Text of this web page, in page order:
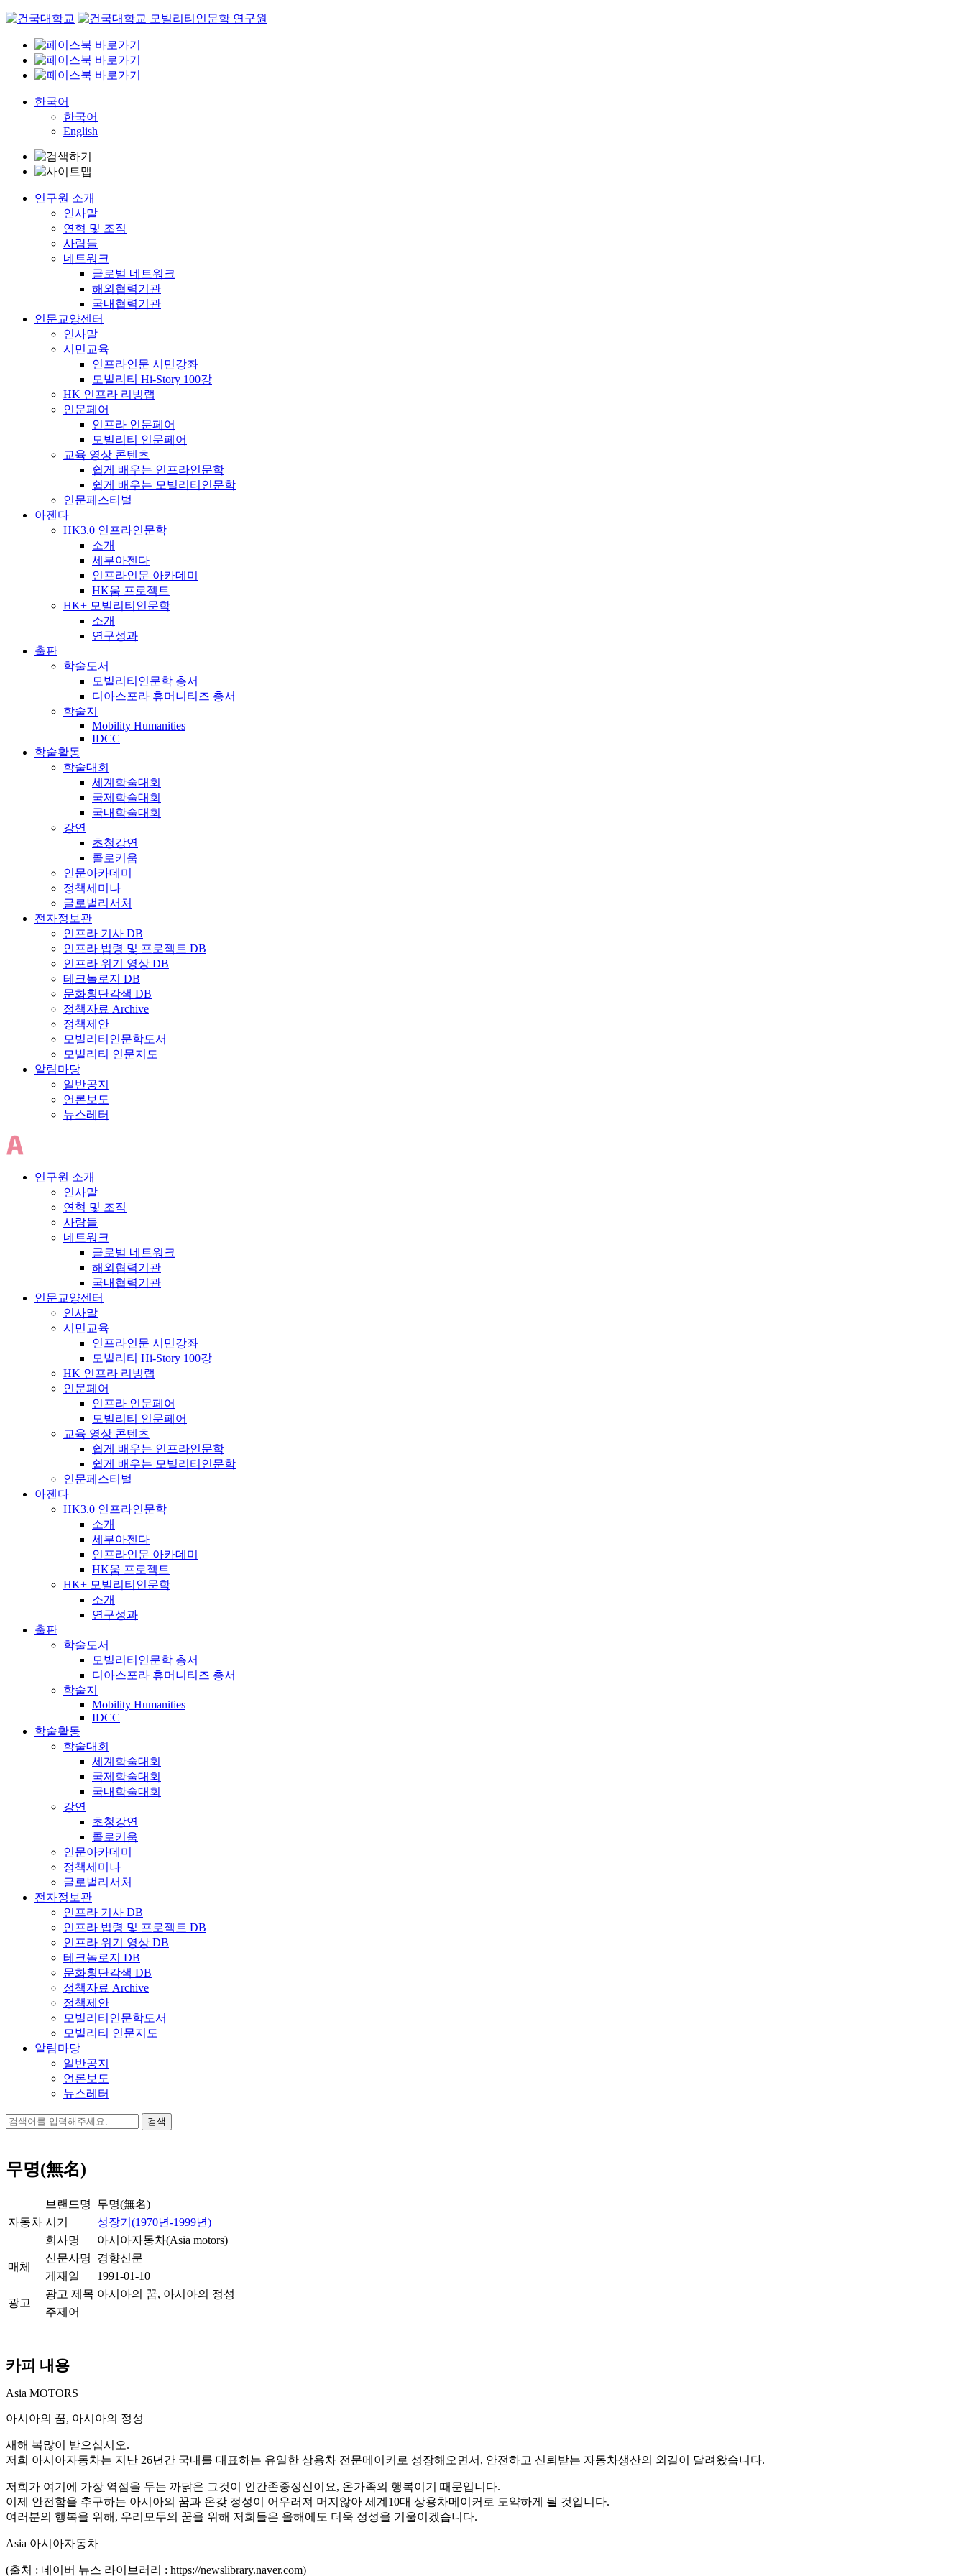
Skip
content
한국어
한국어
English
연구원 소개
인사말
연혁 및 조직
사람들
네트워크
글로벌 네트워크
해외협력기관
국내협력기관
인문교양센터
인사말
시민교육
인프라인문 시민강좌
모빌리티 Hi-Story 100강
HK 인프라 리빙랩
인문페어
인프라 인문페어
모빌리티 인문페어
교육 영상 콘텐츠
쉽게 배우는 인프라인문학
쉽게 배우는 모빌리티인문학
인문페스티벌
아젠다
HK3.0 인프라인문학
소개
세부아젠다
인프라인문 아카데미
HK움 프로젝트
HK+ 모빌리티인문학
소개
연구성과
출판
학술도서
모빌리티인문학 총서
디아스포라 휴머니티즈 총서
학술지
Mobility Humanities
IDCC
학술활동
학술대회
세계학술대회
국제학술대회
국내학술대회
강연
초청강연
콜로키움
인문아카데미
정책세미나
글로벌리서처
전자정보관
인프라 기사 DB
인프라 법령 및 프로젝트 DB
인프라 위기 영상 DB
테크놀로지 DB
문화횡단각색 DB
정책자료 Archive
정책제안
모빌리티인문학도서
모빌리티 인문지도
알림마당
일반공지
언론보도
뉴스레터
연구원 소개
인사말
연혁 및 조직
사람들
네트워크
글로벌 네트워크
해외협력기관
국내협력기관
인문교양센터
인사말
시민교육
인프라인문 시민강좌
모빌리티 Hi-Story 100강
HK 인프라 리빙랩
인문페어
인프라 인문페어
모빌리티 인문페어
교육 영상 콘텐츠
쉽게 배우는 인프라인문학
쉽게 배우는 모빌리티인문학
인문페스티벌
아젠다
HK3.0 인프라인문학
소개
세부아젠다
인프라인문 아카데미
HK움 프로젝트
HK+ 모빌리티인문학
소개
연구성과
출판
학술도서
모빌리티인문학 총서
디아스포라 휴머니티즈 총서
학술지
Mobility Humanities
IDCC
학술활동
학술대회
세계학술대회
국제학술대회
국내학술대회
강연
초청강연
콜로키움
인문아카데미
정책세미나
글로벌리서처
전자정보관
인프라 기사 DB
인프라 법령 및 프로젝트 DB
인프라 위기 영상 DB
테크놀로지 DB
문화횡단각색 DB
정책자료 Archive
정책제안
모빌리티인문학도서
모빌리티 인문지도
알림마당
일반공지
언론보도
뉴스레터
검
무명(無名)
자동차
브랜드명
무명(無名)
시기
성장기(1970년-1999년)
회사명
아시아자동차(Asia motors)
매체
신문사명
경향신문
게재일
1991-01-10
광고
광고 제목 아시아의 꿈, 아시아의 정성
주제어
카피 내용
Asia MOTORS
아시아의 꿈, 아시아의 정성
새해 복많이 받으십시오.
저희 아시아자동차는 지난 26년간 국내를 대표하는 유일한 상용차 전문메이커로 성장해오면서, 안전하고 신뢰받는 자동차생산의 외길이 달려왔습니다.
저희가 여기에 가장 역점을 두는 까닭은 그것이 인간존중정신이요, 온가족의 행복이기 때문입니다.
이제 안전함을 추구하는 아시아의 꿈과 온갖 정성이 어우러져 머지않아 세계10대 상용차메이커로 도약하게 될 것입니다.
여러분의 행복을 위해, 우리모두의 꿈을 위해 저희들은 올해에도 더욱 정성을 기울이겠습니다.
Asia 아시아자동차
(출처 : 네이버 뉴스 라이브러리 : https://newslibrary.naver.com)